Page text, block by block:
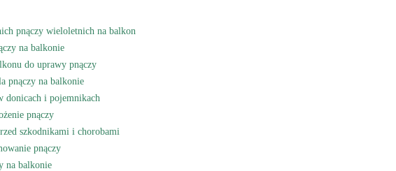
pnączy wieloletnich na balkon
na balkonie
do uprawy pnączy
pnączy na balkonie
donicach i pojemnikach
pnączy
szkodnikami i chorobami
pnączy
na balkonie